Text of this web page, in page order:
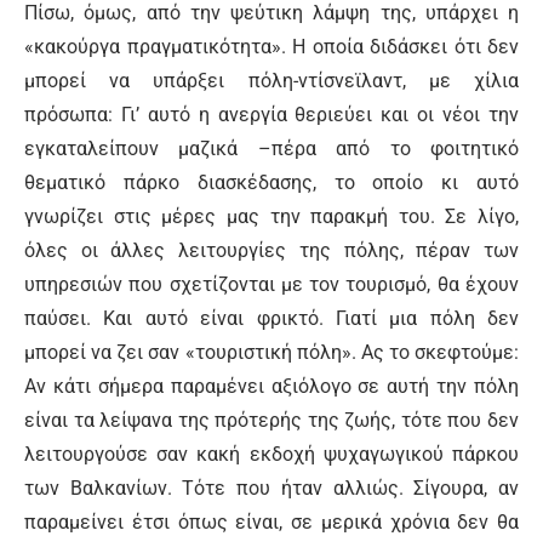
Πίσω, όμως, από την ψεύτικη λάμψη της, υπάρχει η
«κακούργα πραγματικότητα». Η οποία διδάσκει ότι δεν
μπορεί να υπάρξει πόλη-ντίσνεϊλαντ, με χίλια
πρόσωπα: Γι’ αυτό η ανεργία θεριεύει και οι νέοι την
εγκαταλείπουν μαζικά –πέρα από το φοιτητικό
θεματικό πάρκο διασκέδασης, το οποίο κι αυτό
γνωρίζει στις μέρες μας την παρακμή του. Σε λίγο,
όλες οι άλλες λειτουργίες της πόλης, πέραν των
υπηρεσιών που σχετίζονται με τον τουρισμό, θα έχουν
παύσει. Και αυτό είναι φρικτό. Γιατί μια πόλη δεν
μπορεί να ζει σαν «τουριστική πόλη». Ας το σκεφτούμε:
Αν κάτι σήμερα παραμένει αξιόλογο σε αυτή την πόλη
είναι τα λείψανα της πρότερής της ζωής, τότε που δεν
λειτουργούσε σαν κακή εκδοχή ψυχαγωγικού πάρκου
των Βαλκανίων. Τότε που ήταν αλλιώς. Σίγουρα, αν
παραμείνει έτσι όπως είναι, σε μερικά χρόνια δεν θα